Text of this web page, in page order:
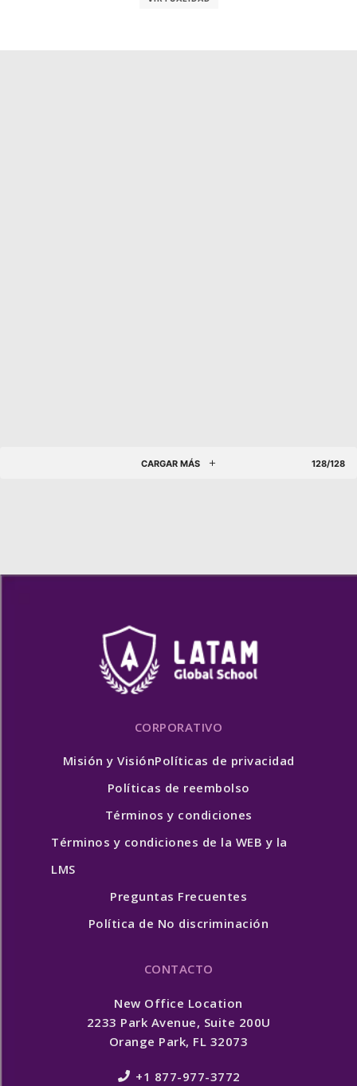
CARGAR MÁS 128/128
CORPORATIVO
Misión y VisiónPolíticas de privacidad
Políticas de reembolso
Términos y condiciones
Términos y condiciones de la WEB y la
LMS
Preguntas Frecuentes
Política de No discriminación
CONTACTO
New Office Location
2233 Park Avenue, Suite 200U
Orange Park, FL 32073
+1 877-977-3772